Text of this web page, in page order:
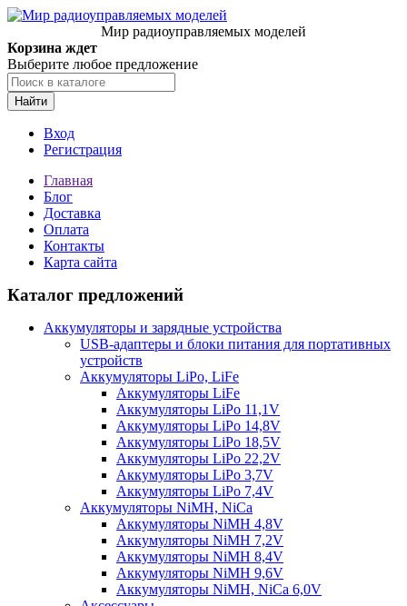
Мир радиоуправляемых моделей
Корзина ждет
Выберите любое предложение
Найти
Вход
Регистрация
Главная
Блог
Доставка
Оплата
Контакты
Карта сайта
Каталог предложений
Аккумуляторы и зарядные устройства
USB-адаптеры и блоки питания для портативных
устройств
Аккумуляторы LiPo, LiFe
Аккумуляторы LiFe
Аккумуляторы LiPo 11,1V
Аккумуляторы LiPo 14,8V
Аккумуляторы LiPo 18,5V
Аккумуляторы LiPo 22,2V
Аккумуляторы LiPo 3,7V
Аккумуляторы LiPo 7,4V
Аккумуляторы NiMH, NiCa
Аккумуляторы NiMH 4,8V
Аккумуляторы NiMH 7,2V
Аккумуляторы NiMH 8,4V
Аккумуляторы NiMH 9,6V
Аккумуляторы NiMH, NiCa 6,0V